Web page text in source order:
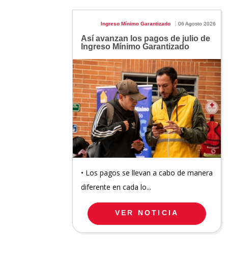
Ingreso Mínimo Garantizado 06 Agosto 2026
Así avanzan los pagos de julio de
Ingreso Mínimo Garantizado
• Los pagos se llevan a cabo de manera
diferente en cada lo...
VER NOTICIA